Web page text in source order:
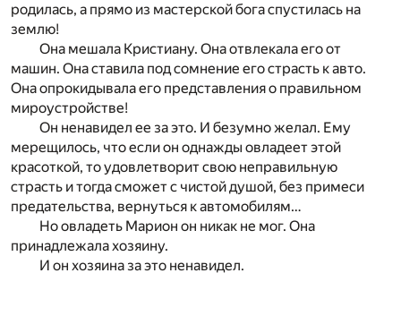
родилась, а прямо из мастерской бога спустилась на
землю!
Она мешала Кристиану. Она отвлекала его от
машин. Она ставила под сомнение его страсть к авто.
Она опрокидывала его представления о правильном
мироустройстве!
Он ненавидел ее за это. И безумно желал. Ему
мерещилось, что если он однажды овладеет этой
красоткой, то удовлетворит свою неправильную
страсть и тогда сможет с чистой душой, без примеси
предательства, вернуться к автомобилям…
Но овладеть Марион он никак не мог. Она
принадлежала хозяину.
И он хозяина за это ненавидел.